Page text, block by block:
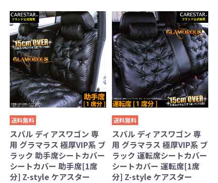
送料無料
スバル ディアスワゴン 専
用 グラマラス 極厚VIP系 ブ
ラック 助手席シートカバー
シートカバー 助手席[1席
分] Z-style ケアスター
送料無料
スバル ディアスワゴン 専
用 グラマラス 極厚VIP系 ブ
ラック 運転席シートカバー
シートカバー 運転席[1席
分] Z-style ケアスター